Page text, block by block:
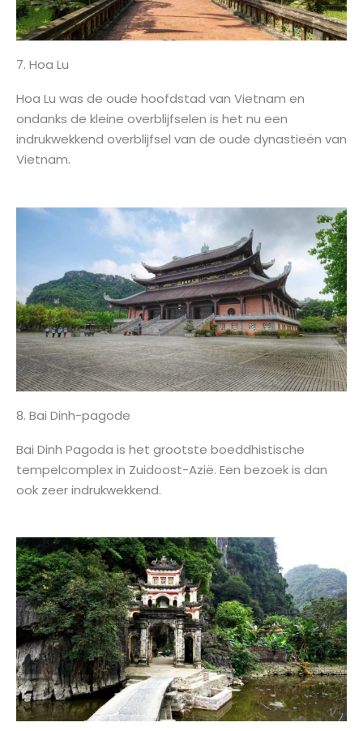
7. Hoa Lu
Hoa Lu was de oude hoofdstad van Vietnam en
ondanks de kleine overblijfselen is het nu een
indrukwekkend overblijfsel van de oude dynastieën van
Vietnam.
8. Bai Dinh-pagode
Bai Dinh Pagoda is het grootste boeddhistische
tempelcomplex in Zuidoost-Azië. Een bezoek is dan
ook zeer indrukwekkend.